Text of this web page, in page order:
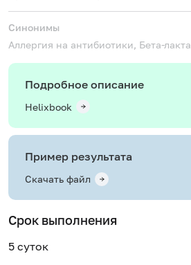
Синонимы
Аллергия на антибиотики, Бета-
Подробное описание
Helixbook
Пример результата
Скачать файл
Срок выполнения
5 суток